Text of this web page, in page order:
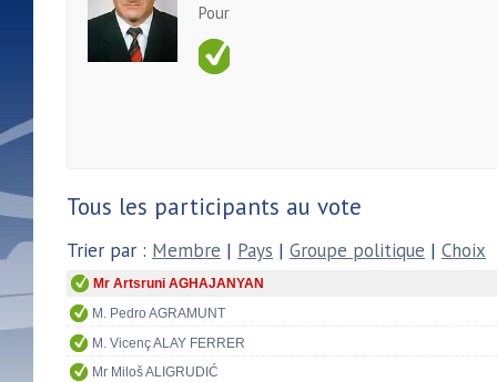
Pour
Tous les participants au vote
Trier par : Membre | Pays | Groupe politique | Choix
Mr Artsruni AGHAJANYAN
M. Pedro AGRAMUNT
M. Vicenç ALAY FERRER
Mr Miloš ALIGRUDIĆ